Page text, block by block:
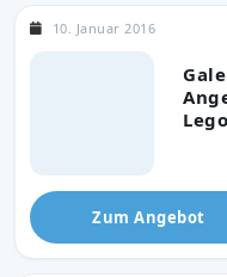
10. Januar 2016
Zum Angebot